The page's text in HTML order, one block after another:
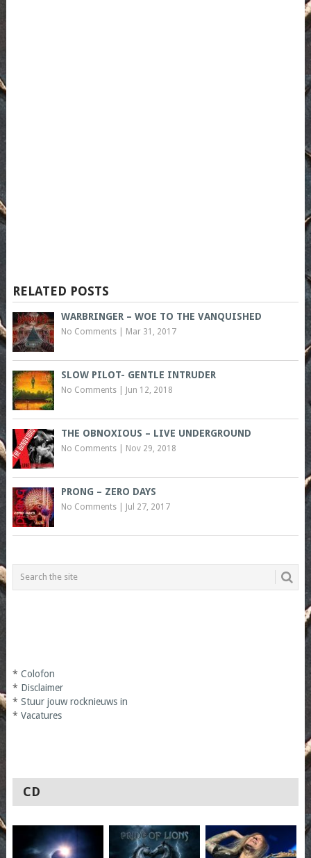
RELATED POSTS
WARBRINGER – WOE TO THE VANQUISHED
No Comments| Mar 31, 2017
SLOW PILOT- GENTLE INTRUDER
No Comments| Jun 12, 2018
THE OBNOXIOUS – LIVE UNDERGROUND
No Comments| Nov 29, 2018
PRONG – ZERO DAYS
No Comments| Jul 27, 2017
* Colofon
* Disclaimer
* Stuur jouw rocknieuws in
* Vacatures
CD